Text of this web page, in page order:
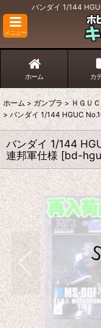
バンダイ 1/144
メニュー
ホーム カ
ホーム > ガンプラ > ＨＧＵ
> バンダイ 1/144 HGUC
バンダイ 1/144
連邦軍仕様 [bd-